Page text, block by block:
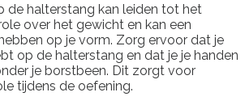
de halterstang kan leiden tot het
over het gewicht en kan een
op je vorm. Zorg ervoor dat je
op de halterstang en dat je je handen
je borstbeen. Dit zorgt voor
tijdens de oefening.